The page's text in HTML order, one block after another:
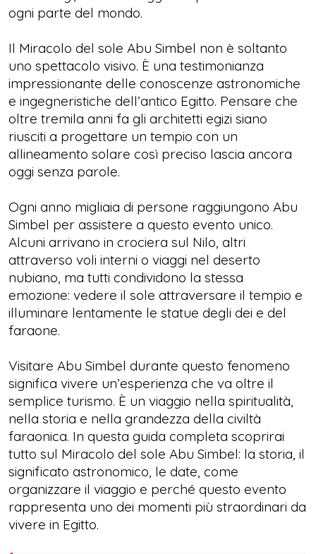
ogni parte del mondo.
Il Miracolo del sole Abu Simbel non è soltanto
uno spettacolo visivo. È una testimonianza
impressionante delle conoscenze astronomiche
e ingegneristiche dell’antico Egitto. Pensare che
oltre tremila anni fa gli architetti egizi siano
riusciti a progettare un tempio con un
allineamento solare così preciso lascia ancora
oggi senza parole.
Ogni anno migliaia di persone raggiungono Abu
Simbel per assistere a questo evento unico.
Alcuni arrivano in crociera sul Nilo, altri
attraverso voli interni o viaggi nel deserto
nubiano, ma tutti condividono la stessa
emozione: vedere il sole attraversare il tempio e
illuminare lentamente le statue degli dei e del
faraone.
Visitare Abu Simbel durante questo fenomeno
significa vivere un’esperienza che va oltre il
semplice turismo. È un viaggio nella spiritualità,
nella storia e nella grandezza della civiltà
faraonica. In questa guida completa scoprirai
tutto sul Miracolo del sole Abu Simbel: la storia, il
significato astronomico, le date, come
organizzare il viaggio e perché questo evento
rappresenta uno dei momenti più straordinari da
vivere in Egitto.